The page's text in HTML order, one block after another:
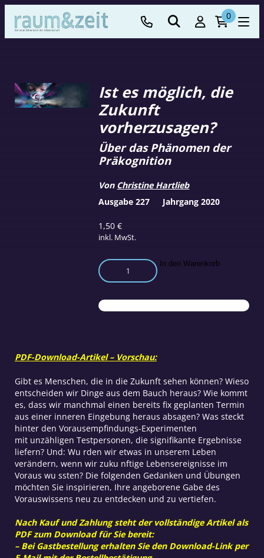
0
Ist es möglich, die
Zukunft
vorherzusagen?
1,50€
inkl. MwSt.
Über das Phänomen der
Präkognition
Von Christine Hartlieb
Ist
es
die
Zukunft
In den Warenkorb
Ausgabe 227 Jahrgang 2020
PDF-Download-Artikel – Vorschau:
Gibt es Menschen, die in die Zukunft sehen können? Wieso
entscheiden wir Dinge aus dem Bauch heraus? Wie kommt
es, dass wir manchmal einen bereits fix geplanten Termin
aus einer inneren Eingebung heraus absagen? Was steckt
hinter den Vorausempfindungs-Experimenten
mit unzähligen Testpersonen, die signifikante Ergebnisse
liefern? Und: Wu rden wir etwas in unserem Leben
verändern, wenn wir zuku nftige Lebensereignisse im
Voraus wu ssten? Die folgenden Gedanken und Übungen
möchten Sie inspirieren, Ihre angeborene Gabe des
Vorauswissens neu zu entdecken und zu vertiefen.
Nach Kauf und Zahlung steht der vollständige Artikel als
PDF zum Download für Sie bereit:
– Bei Gastbestellung erhalten Sie den Download-Link per